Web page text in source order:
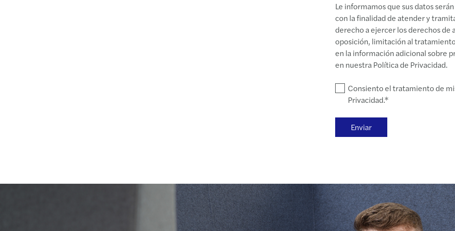
Le informamos que sus datos
con la finalidad de atender y
derecho a ejercer los derechos de
oposición, limitación al
en la información adicional sobre
en nuestra Política de Privacidad.
Consiento el tratamiento de
Privacidad.*
Enviar